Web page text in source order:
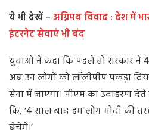
ये भी देखें – अग्निपथ विवाद : देश में
इंटरनेट सेवाएं भी बंद
युवाओं ने कहा कि पहले तो सरकार ने
अब उन लोगों को लॉलीपीप पकड़ा
सेना में जाएगा। पीएम का उदाहरण
कि, ‘4 साल बाद हम लोग मोदी की
बेचेंगे।’